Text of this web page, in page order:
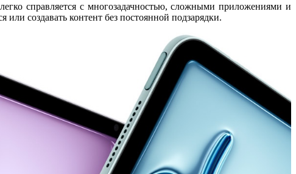
справляется с многозадачностью, сложными приложениями и
или создавать контент без постоянной подзарядки.